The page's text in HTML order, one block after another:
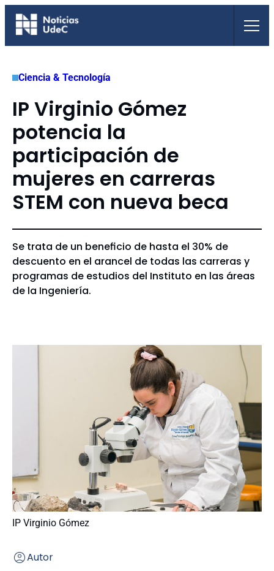
Saltar
Ciencia & Tecnología
IP Virginio Gómez
potencia la
participación de
mujeres en carreras
STEM con nueva beca
Se trata de un beneficio de hasta el 30% de
descuento en el arancel de todas las carreras y
programas de estudios del Instituto en las áreas
de la Ingeniería.
IP Virginio Gómez
Autor